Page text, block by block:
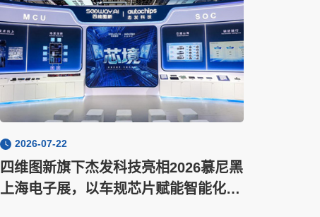
2026-07-22
四维图新旗下杰发科技亮相2026慕尼黑
上海电子展，以车规芯片赋能智能化新